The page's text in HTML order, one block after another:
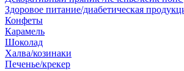
Здоровое питание/диабетическая
Конфеты
Карамель
Шоколад
Халва/козинаки
Печенье/крекер